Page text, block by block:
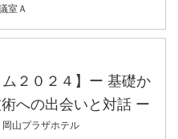
室Ａ
ム２０２４】ー 基礎か
への出会いと対話 ー
岡山プラザホテル